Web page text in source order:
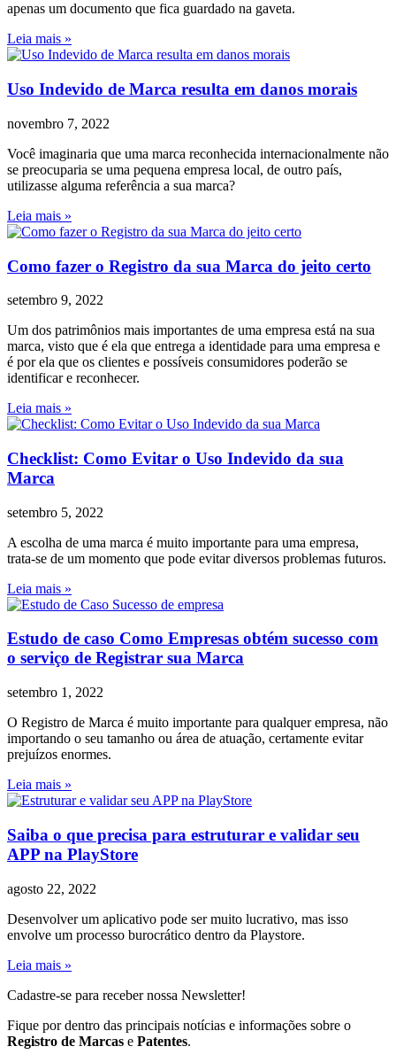
apenas um documento que fica guardado na gaveta.
Leia mais »
Uso Indevido de Marca resulta em danos morais
novembro 7, 2022
Você imaginaria que uma marca reconhecida internacionalmente não
se preocuparia se uma pequena empresa local, de outro país,
utilizasse alguma referência a sua marca?
Leia mais »
Como fazer o Registro da sua Marca do jeito certo
setembro 9, 2022
Um dos patrimônios mais importantes de uma empresa está na sua
marca, visto que é ela que entrega a identidade para uma empresa e
é por ela que os clientes e possíveis consumidores poderão se
identificar e reconhecer.
Leia mais »
Checklist: Como Evitar o Uso Indevido da sua
Marca
setembro 5, 2022
A escolha de uma marca é muito importante para uma empresa,
trata-se de um momento que pode evitar diversos problemas futuros.
Leia mais »
Estudo de caso Como Empresas obtém sucesso com
o serviço de Registrar sua Marca
setembro 1, 2022
O Registro de Marca é muito importante para qualquer empresa, não
importando o seu tamanho ou área de atuação, certamente evitar
prejuízos enormes.
Leia mais »
Saiba o que precisa para estruturar e validar seu
APP na PlayStore
agosto 22, 2022
Desenvolver um aplicativo pode ser muito lucrativo, mas isso
envolve um processo burocrático dentro da Playstore.
Leia mais »
Cadastre-se para receber nossa Newsletter!
Fique por dentro das principais notícias e informações sobre o
Registro de Marcas e Patentes.